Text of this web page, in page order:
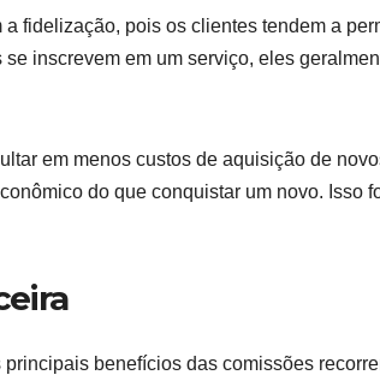
fidelização, pois os clientes tendem a
inscrevem em um serviço, eles
em menos custos de aquisição de
do que conquistar um novo. Isso
benefícios das comissões